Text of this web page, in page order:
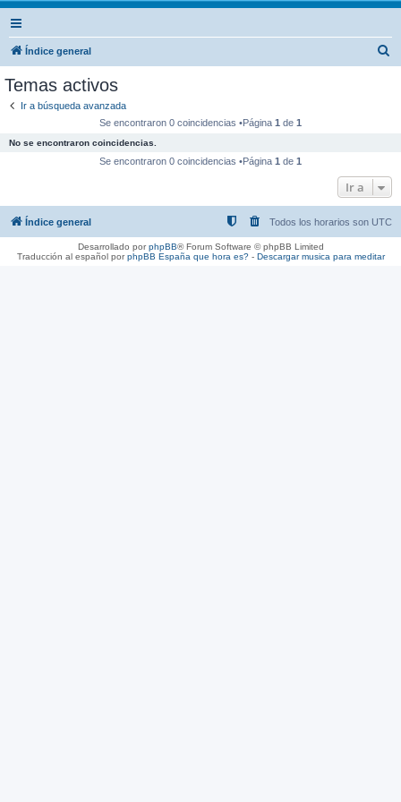
Índice general
Temas activos
Ir a búsqueda avanzada
Se encontraron 0 coincidencias •Página 1 de 1
No se encontraron coincidencias.
Se encontraron 0 coincidencias •Página 1 de 1
Ir a
Índice general Todos los horarios son UTC
Desarrollado porphpBB® Forum Software © phpBB Limited
Traducción al español porphpBB España que hora es?- Descargar musica para meditar